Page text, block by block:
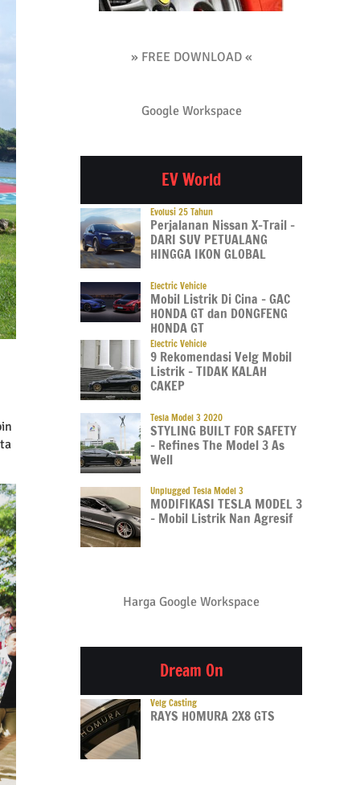
» FREE DOWNLOAD «
Google Workspace
EV World
Evolusi 25 Tahun
Perjalanan Nissan X-Trail –
DARI SUV PETUALANG
HINGGA IKON GLOBAL
Electric Vehicle
Mobil Listrik Di Cina – GAC
HONDA GT dan DONGFENG
HONDA GT
Electric Vehicle
9 Rekomendasi Velg Mobil
Listrik – TIDAK KALAH
CAKEP
Tesla Model 3 2020
STYLING BUILT FOR SAFETY
– Refines The Model 3 As
Well
Unplugged Tesla Model 3
MODIFIKASI TESLA MODEL 3
– Mobil Listrik Nan Agresif
Harga Google Workspace
Dream On
Velg Casting
RAYS HOMURA 2X8 GTS